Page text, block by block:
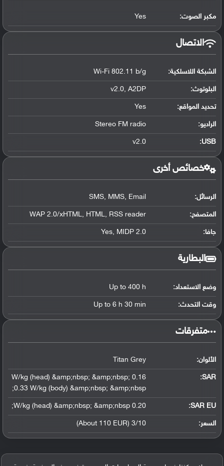
مكبر الصوت: Yes
الاتصال
الشبكة اللاسلكية: Wi-Fi 802.11 b/g
البلوتوث:
v2.0, A2DP
تحديد المواقع:
Yes
الراديو: Stereo FM radio
USB
:
v2.0
خصائص أخرى
الرسائل: SMS, MMS, Email
المتصفح: WAP 2.0/xHTML, HTML, RSS reader
جافا: Yes, MIDP 2.0
البطارية
وضع الاستعداد: Up to 400 h
وقت التحدث: Up to 6 h 30 min
‏متفرقات‏
الألوان: Titan Grey
SAR
:
0.16 W/kg (head) &amp;nbsp; &amp;nbsp;
0.33 W/kg (body) &amp;nbsp; &amp;nbsp;
SAR EU:
0.20 W/kg (head) &amp;nbsp; &amp;nbsp;
السعر: 3/10 (About 110 EUR)